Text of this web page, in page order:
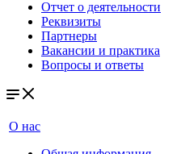
Отчет о деятельности
Реквизиты
Партнеры
Вакансии и практика
Вопросы и ответы
О нас